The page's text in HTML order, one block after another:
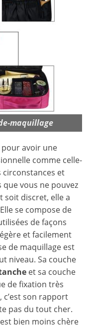
maquillage
pour avoir une
comme celle-
circonstances et
vous ne pouvez
soit discret, elle a
se compose de
de façons
et facilement
de maquillage est
niveau. Sa couche
et sa couche
de fixation très
c’est son rapport
pas du tout cher.
bien moins chère